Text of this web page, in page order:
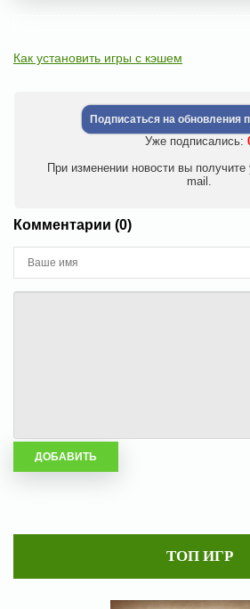
Как установить игры с кэшем
Подписаться на обновления
Уже подписались:
При изменении новости вы
mail.
Комментарии (0)
ТОП ИГР